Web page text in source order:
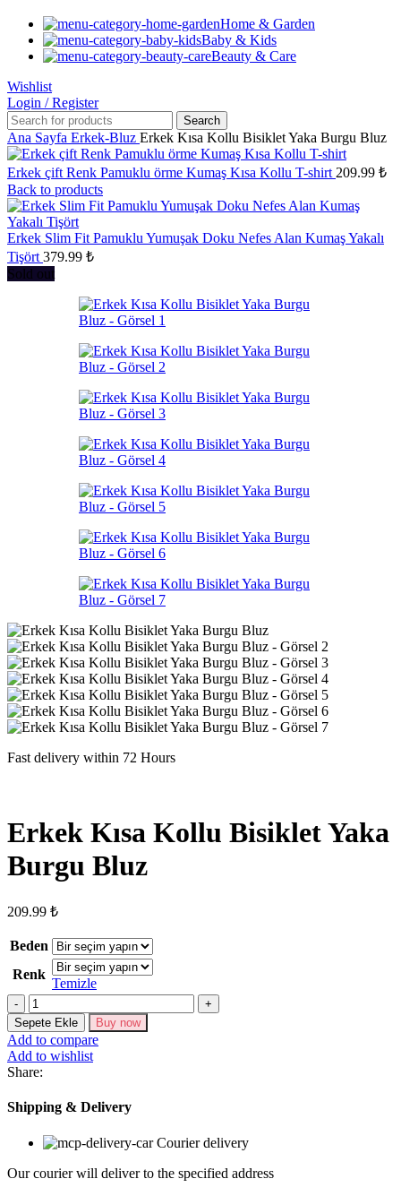
Home & Garden
Baby & Kids
Beauty & Care
Wishlist
Login / Register
Search
Ana Sayfa Erkek-Bluz Erkek Kısa Kollu Bisiklet Yaka Burgu Bluz
Erkek çift Renk Pamuklu örme Kumaş Kısa Kollu T-shirt 209.99 ₺
Back to products
Erkek Slim Fit Pamuklu Yumuşak Doku Nefes Alan Kumaş Yakalı
Tişört 379.99 ₺
Sold out
Fast delivery within 72 Hours
Erkek Kısa Kollu Bisiklet Yaka
Burgu Bluz
209.99 ₺
Beden
Renk
Temizle
Erkek
Kısa
Kollu
Bisiklet
Yaka
Burgu
Bluz
adet
Sepete Ekle Buy now
Add to compare
Add to wishlist
Share:
Shipping & Delivery
Courier delivery
Our courier will deliver to the specified address